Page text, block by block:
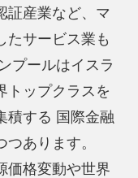
証産業など、マ
たサービス業も
プールはイスラ
トップクラスを
積する 国際金融
あります。
価格変動や世界